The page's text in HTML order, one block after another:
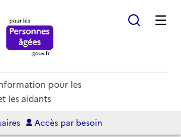
pour les
les aidants
Accès par besoin